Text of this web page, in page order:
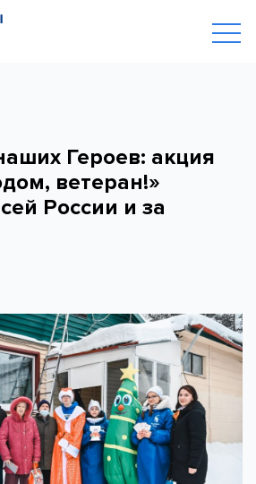
Героев: акция
ветеран!»
России и за